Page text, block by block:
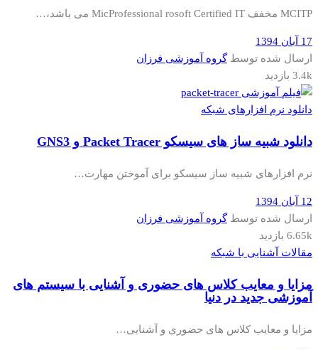
MCITP مخفف MicProfessional rosoft Certified IT می باشد،…
17 آبان 1394
ارسال شده توسطگروه آموزشی فرزان
3.4k بازدید
دانلود نرم افزارهای شبکه
دانلود شبیه ساز های سیسکو Packet Tracer و GNS3
نرم افزارهای شبیه ساز سیسکو برای آموختن مهارت…
12 آبان 1394
ارسال شده توسطگروه آموزشی فرزان
6.65k بازدید
مقالات آشنایی با شبکه
مزایا و معایب کلاس های حضوری و آشنایی با سیستم های
آموزشی جدید در دنیا
مزایا و معایب کلاس های حضوری و آشنایی…